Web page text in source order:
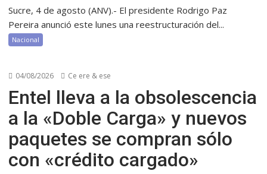
Sucre, 4 de agosto (ANV).- El presidente Rodrigo Paz
Pereira anunció este lunes una reestructuración del...
Nacional
04/08/2026 Ce ere & ese
Entel lleva a la obsolescencia
a la «Doble Carga» y nuevos
paquetes se compran sólo
con «crédito cargado»